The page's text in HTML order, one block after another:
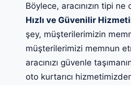
Böylece, aracınızın tipi
Hızlı ve Güvenilir
şey, müşterilerimizin
müşterilerimizi memnun
aracınızı güvenle
oto kurtarıcı